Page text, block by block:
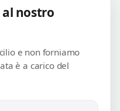
al nostro
e non forniamo
è a carico del